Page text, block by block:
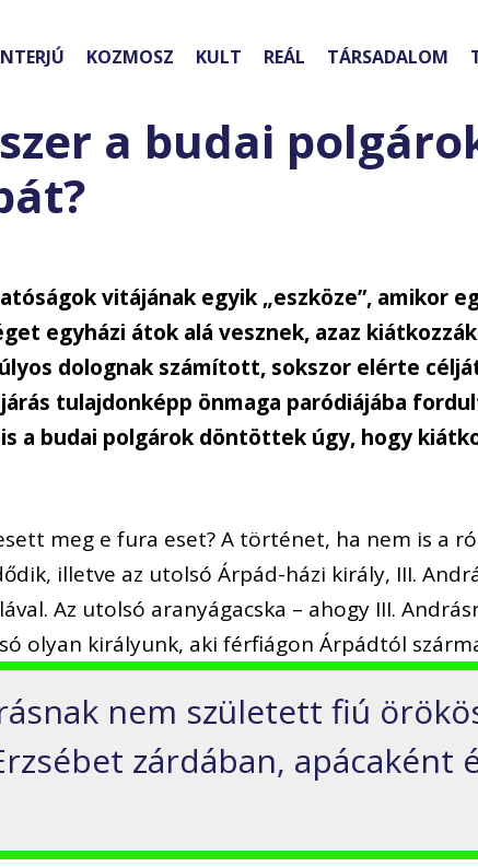
KOZMOSZ KULT REÁL TÁRSADALOM
a budai
vitájának egyik „eszköze”, amikor
egyházi átok alá vesznek, azaz
dolognak számított, sokszor elérte
tulajdonképp önmaga paródiájába
a budai polgárok döntöttek úgy, hogy
meg e fura eset? A történet, ha nem is a
illetve az utolsó Árpád-házi király, III.
Az utolsó aranyágacska – ahogy III.
olyan királyunk, aki férfiágon Árpádtól
nem született fiú
zárdában, apácaként